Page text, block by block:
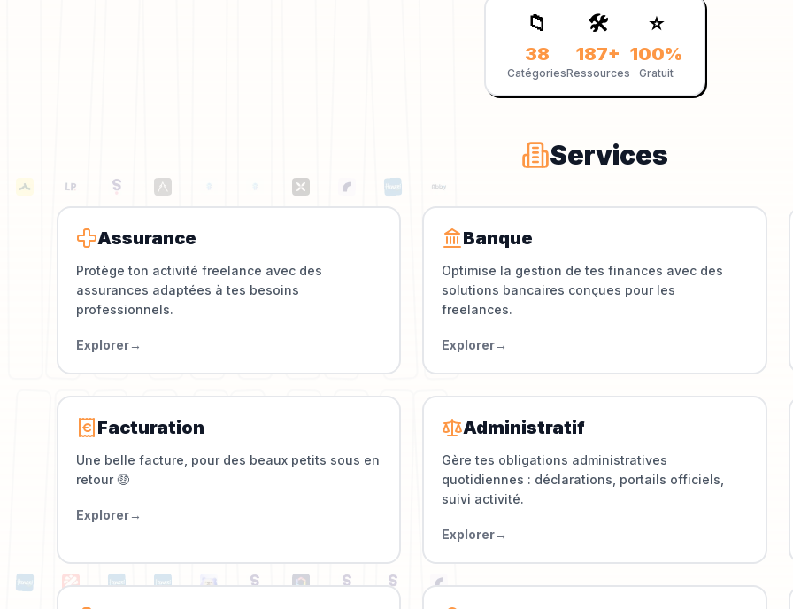
📁
38
Catégories
🛠️
187+
Ressources
⭐
100%
Gratuit
Services
Assurance
Protège ton activité freelance avec des
assurances adaptées à tes besoins
professionnels.
Explorer→
Banque
Optimise la gestion de tes finances avec des
solutions bancaires conçues pour les
freelances.
Explorer→
Facturation
Une belle facture, pour des beaux petits sous en
retour 🤑
Explorer→
Administratif
Gère tes obligations administratives
quotidiennes : déclarations, portails officiels,
suivi activité.
Explorer→